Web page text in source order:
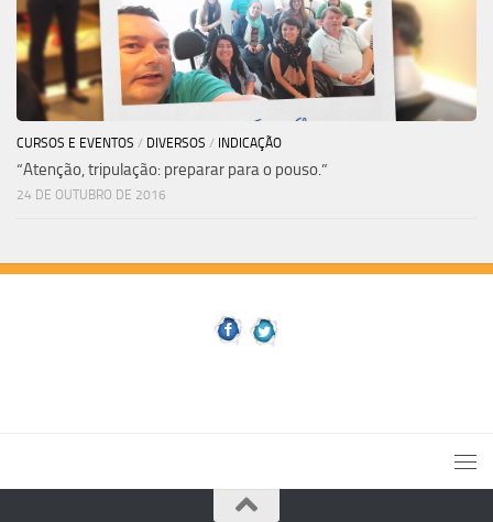
CURSOS E EVENTOS / DIVERSOS / INDICAÇÃO
“Atenção, tripulação: preparar para o pouso.”
24 DE OUTUBRO DE 2016